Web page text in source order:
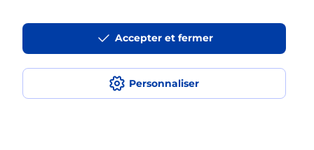
Personnaliser
Accepter et fermer
Accessibilité : partiellement conforme
Conditions contractuelles
Mentions légales